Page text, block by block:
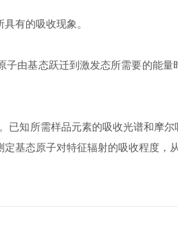
有的吸收现象。
基态跃迁到激发态所需要的能量
知所需样品元素的吸收光谱和摩
基态原子对特征辐射的吸收程度，